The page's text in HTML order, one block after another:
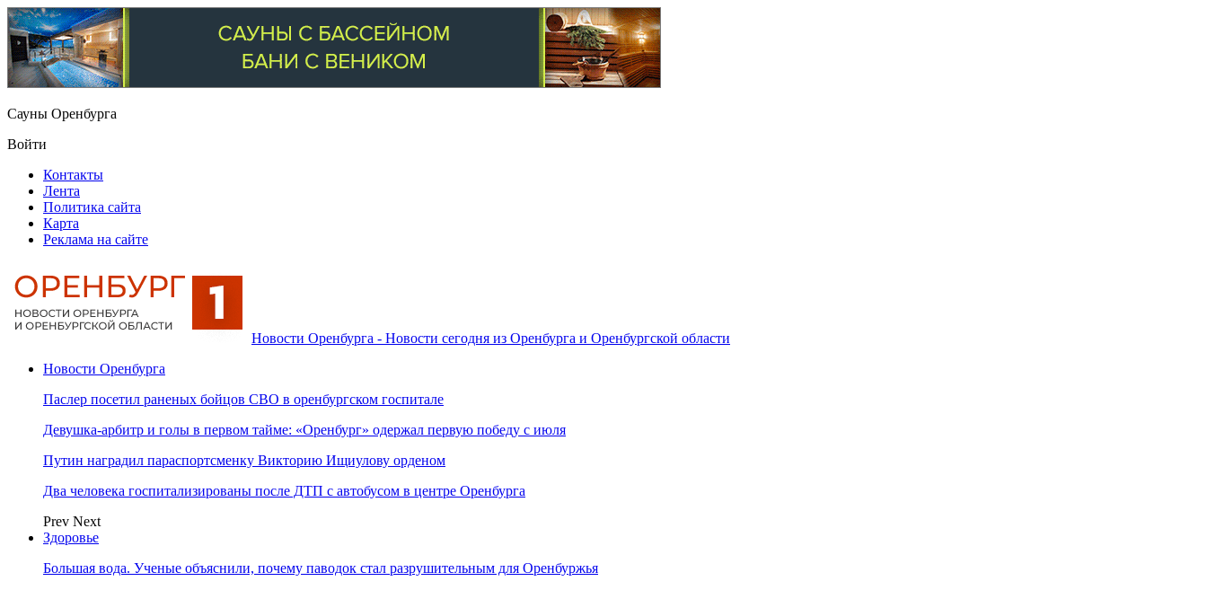
Сауны Оренбурга
Войти
Контакты
Лента
Политика сайта
Карта
Реклама на сайте
Новости Оренбурга - Новости сегодня из Оренбурга и Оренбургской области
Новости Оренбурга
Паслер посетил раненых бойцов СВО в оренбургском госпитале
Девушка-арбитр и голы в первом тайме: «Оренбург» одержал первую победу с июля
Путин наградил параспортсменку Викторию Ищиулову орденом
Два человека госпитализированы после ДТП с автобусом в центре Оренбурга
Prev Next
Здоровье
Большая вода. Ученые объяснили, почему паводок стал разрушительным для Оренбуржья